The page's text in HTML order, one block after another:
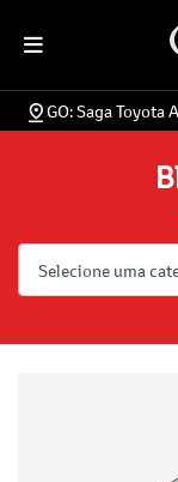
GO: Saga Toyota